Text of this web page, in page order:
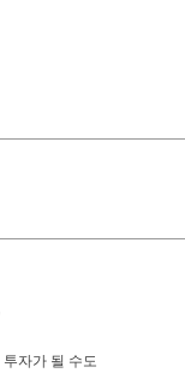
자가 될 수도